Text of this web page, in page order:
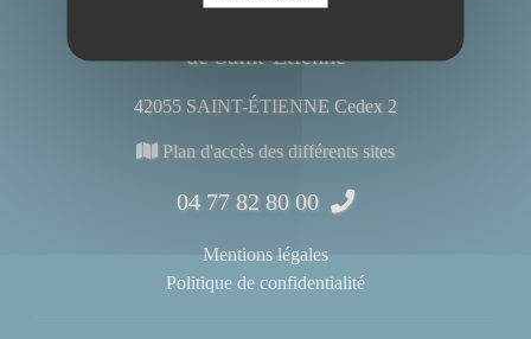
de Saint-Étienne
42055 SAINT-ÉTIENNE Cedex 2
Plan d'accès des différents sites
04 77 82 80 00
Mentions légales
Politique de confidentialité